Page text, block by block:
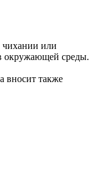
чихании или
окружающей среды.
вносит также